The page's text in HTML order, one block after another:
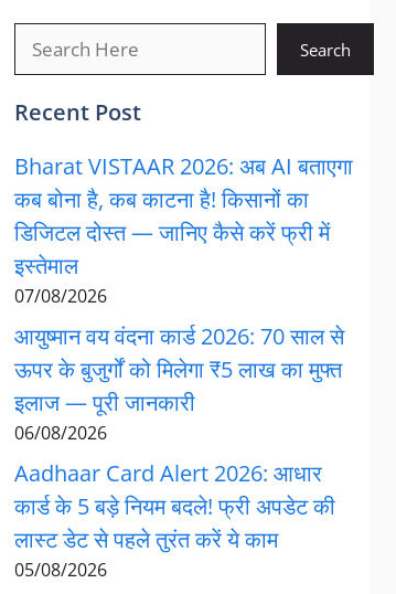
Search
Recent Post
Bharat VISTAAR 2026: अब AI बताएगा
कब बोना है, कब काटना है! किसानों का
डिजिटल दोस्त — जानिए कैसे करें फ्री में
इस्तेमाल
07/08/2026
आयुष्मान वय वंदना कार्ड 2026: 70 साल से
ऊपर के बुजुर्गों को मिलेगा ₹5 लाख का मुफ्त
इलाज — पूरी जानकारी
06/08/2026
Aadhaar Card Alert 2026: आधार
कार्ड के 5 बड़े नियम बदले! फ्री अपडेट की
लास्ट डेट से पहले तुरंत करें ये काम
05/08/2026